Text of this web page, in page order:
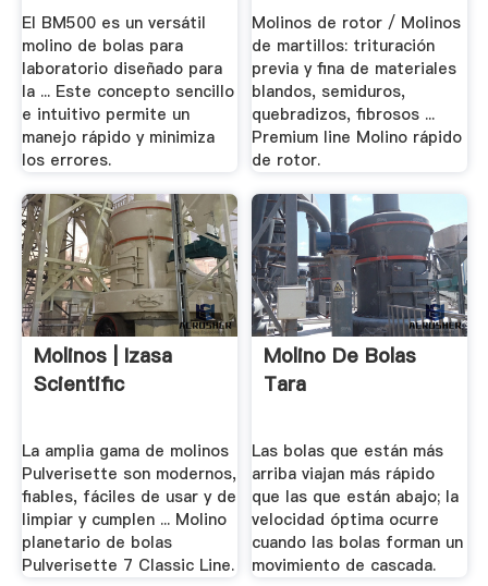
El BM500 es un versátil
molino de bolas para
laboratorio diseñado para
la ... Este concepto sencillo
e intuitivo permite un
manejo rápido y minimiza
los errores.
Molinos de rotor / Molinos
de martillos: trituración
previa y fina de materiales
blandos, semiduros,
quebradizos, fibrosos ...
Premium line Molino rápido
de rotor.
Molinos | Izasa
Scientific
La amplia gama de molinos
Pulverisette son modernos,
fiables, fáciles de usar y de
limpiar y cumplen ... Molino
planetario de bolas
Pulverisette 7 Classic Line.
Molino De Bolas
Tara
Las bolas que están más
arriba viajan más rápido
que las que están abajo; la
velocidad óptima ocurre
cuando las bolas forman un
movimiento de cascada.